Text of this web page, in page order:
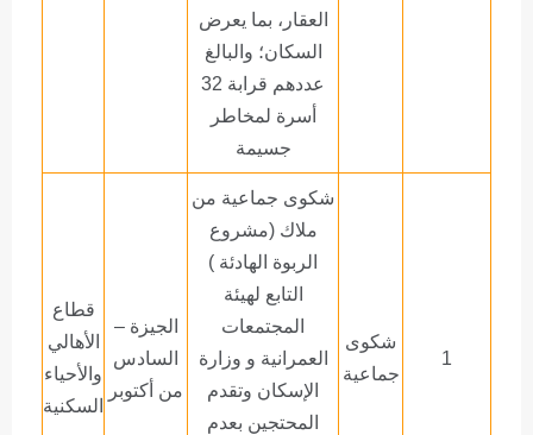
العقار، بما يعرض
السكان؛ والبالغ
عددهم قرابة 32
أسرة لمخاطر
جسيمة
1
شكوى
جماعية
شكوى جماعية من
ملاك (مشروع
الربوة الهادئة )
التابع لهيئة
المجتمعات
العمرانية و وزارة
الإسكان وتقدم
المحتجين بعدم
الجيزة –
السادس
من أكتوبر
قطاع
الأهالي
والأحياء
السكنية